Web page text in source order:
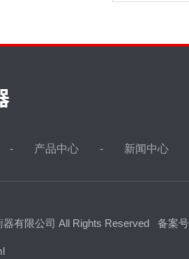
产品中心 新闻中心
有限公司 All Rights Reserved 备案